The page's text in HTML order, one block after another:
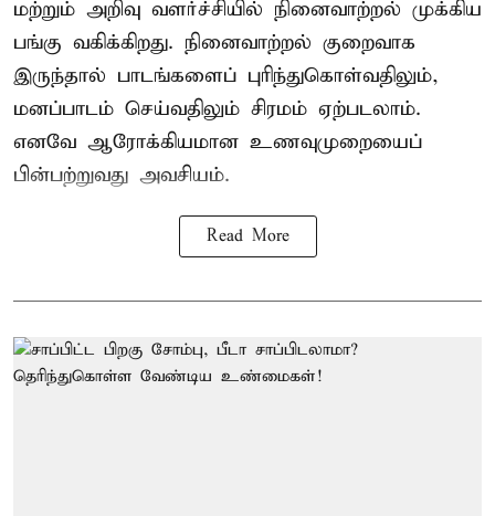
மற்றும் அறிவு வளர்ச்சியில் நினைவாற்றல் முக்கிய
பங்கு வகிக்கிறது. நினைவாற்றல் குறைவாக
இருந்தால் பாடங்களைப் புரிந்துகொள்வதிலும்,
மனப்பாடம் செய்வதிலும் சிரமம் ஏற்படலாம்.
எனவே ஆரோக்கியமான உணவுமுறையைப்
பின்பற்றுவது அவசியம்.
Read More